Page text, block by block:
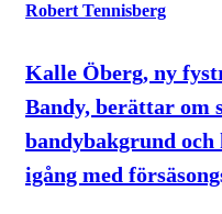
Kalle Öberg, ny
Bandy, berättar om
bandybakgrund
igång med